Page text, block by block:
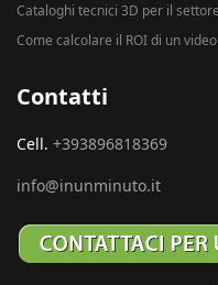
Cataloghi tecnici 3D per il
Come calcolare il ROI di un
Contatti
Cell. +393896818369
info@inunminuto.it